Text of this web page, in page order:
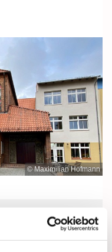
© Maximilian Hofmann
2027,